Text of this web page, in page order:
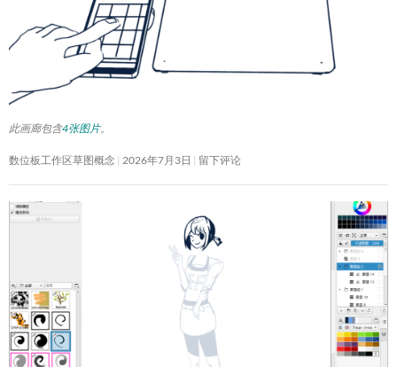
此画廊包含4张图片。
数位板工作区草图概念 2026年7月3日 留下评论